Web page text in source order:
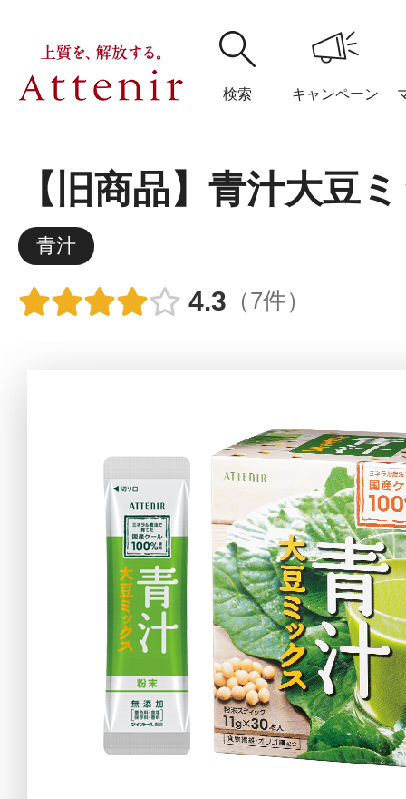
検索 キャンペーン
購入履歴 閲覧履
アテニア
アテニアの「
お友達紹介サ
【旧商品】青汁大豆
青汁
4.3 （7件）